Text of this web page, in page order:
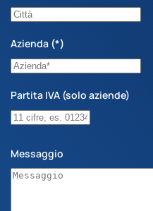
Azienda (*)
Partita IVA (solo aziende)
Messaggio